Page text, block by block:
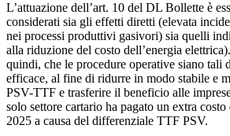
L’attuazione dell’art. 10 del DL Bollette è
considerati sia gli effetti diretti (elevata
nei processi produttivi gasivori) sia quelli
alla riduzione del costo dell’energia
quindi, che le procedure operative siano tali
efficace, al fine di ridurre in modo stabile e
PSV-TTF e trasferire il beneficio alle
solo settore cartario ha pagato un extra
2025 a causa del differenziale TTF PSV.